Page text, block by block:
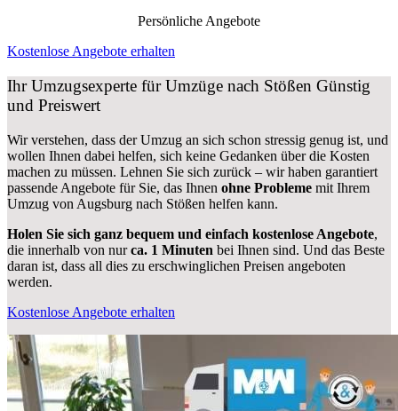
Persönliche Angebote
Kostenlose Angebote erhalten
Ihr Umzugsexperte für Umzüge nach Stößen Günstig
und Preiswert
Wir verstehen, dass der Umzug an sich schon stressig genug ist, und
wollen Ihnen dabei helfen, sich keine Gedanken über die Kosten
machen zu müssen. Lehnen Sie sich zurück – wir haben garantiert
passende Angebote für Sie, das Ihnen ohne Probleme mit Ihrem
Umzug von Augsburg nach Stößen helfen kann.
Holen Sie sich ganz bequem und einfach kostenlose Angebote,
die innerhalb von nurca. 1 Minuten bei Ihnen sind. Und das Beste
daran ist, dass all dies zu erschwinglichen Preisen angeboten
werden.
Kostenlose Angebote erhalten